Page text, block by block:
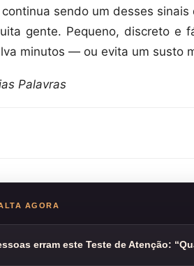
sendo um desses
gente. Pequeno, discreto e
minutos — ou evita um susto
Palavras
AGORA
erram este Teste de Atenção: